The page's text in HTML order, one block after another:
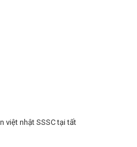
việt nhật SSSC tại tất